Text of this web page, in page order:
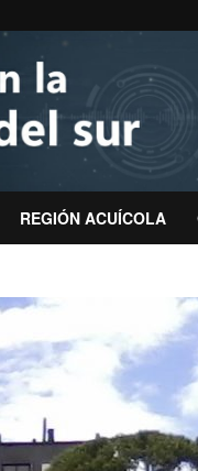
REGIÓN ACUÍCOLA